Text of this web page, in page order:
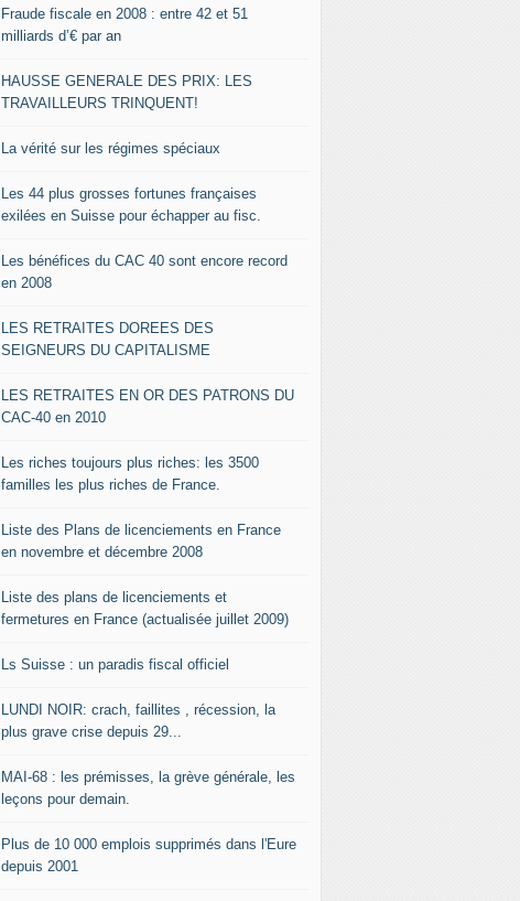
Fraude fiscale en 2008 : entre 42 et 51
milliards d’€ par an
HAUSSE GENERALE DES PRIX: LES
TRAVAILLEURS TRINQUENT!
La vérité sur les régimes spéciaux
Les 44 plus grosses fortunes françaises
exilées en Suisse pour échapper au fisc.
Les bénéfices du CAC 40 sont encore record
en 2008
LES RETRAITES DOREES DES
SEIGNEURS DU CAPITALISME
LES RETRAITES EN OR DES PATRONS DU
CAC-40 en 2010
Les riches toujours plus riches: les 3500
familles les plus riches de France.
Liste des Plans de licenciements en France
en novembre et décembre 2008
Liste des plans de licenciements et
fermetures en France (actualisée juillet 2009)
Ls Suisse : un paradis fiscal officiel
LUNDI NOIR: crach, faillites , récession, la
plus grave crise depuis 29...
MAI-68 : les prémisses, la grève générale, les
leçons pour demain.
Plus de 10 000 emplois supprimés dans l'Eure
depuis 2001